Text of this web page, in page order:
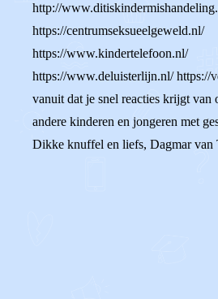
http://
https://centrumseksueelgeweld.nl/
https://www.kindertelefoon.nl/
https://www.deluisterlijn.nl/ https://
vanuit dat je snel reacties krijgt van
andere kinderen en jongeren met
Dikke knuffel en liefs, Dagmar van